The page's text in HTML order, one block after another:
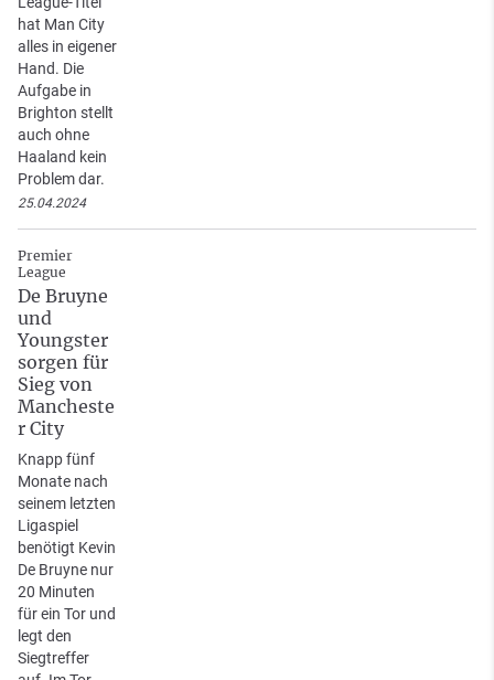
hat Man City
alles in eigener
Hand. Die
Aufgabe in
Brighton stellt
auch ohne
Haaland kein
Problem dar.
25.04.2024
Premier
League
De Bruyne
und
Youngster
sorgen für
Sieg von
Mancheste
r City
Knapp fünf
Monate nach
seinem letzten
Ligaspiel
benötigt Kevin
De Bruyne nur
20 Minuten
für ein Tor und
legt den
Siegtreffer